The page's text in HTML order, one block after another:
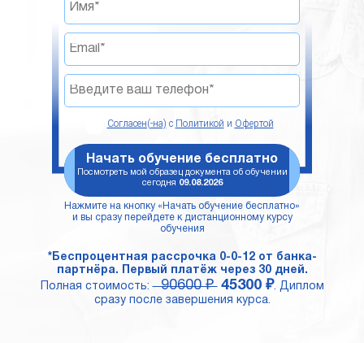
Согласен(-на) с Политикой и Офертой
Начать обучение бесплатно
Посмотреть мой образец документа об обучении
сегодня 09.08.2026
Нажмите на кнопку «Начать обучение бесплатно»
и вы сразу перейдете к дистанционному курсу
обучения
*Беспроцентная рассрочка 0-0-12 от банка-
партнёра. Первый платёж через 30 дней.
Полная стоимость:90600 ₽ 45300 ₽. Диплом
сразу после завершения курса.